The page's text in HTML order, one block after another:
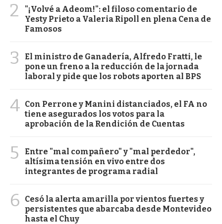
2
"¡Volvé a Adeom!": el filoso comentario de
Yesty Prieto a Valeria Ripoll en plena Cena de
Famosos
3
El ministro de Ganadería, Alfredo Fratti, le
pone un freno a la reducción de la jornada
laboral y pide que los robots aporten al BPS
4 Con Perrone y Manini distanciados, el FA no
tiene asegurados los votos para la
aprobación de la Rendición de Cuentas
5
Entre "mal compañero" y "mal perdedor",
altísima tensión en vivo entre dos
integrantes de programa radial
6
Cesó la alerta amarilla por vientos fuertes y
persistentes que abarcaba desde Montevideo
hasta el Chuy